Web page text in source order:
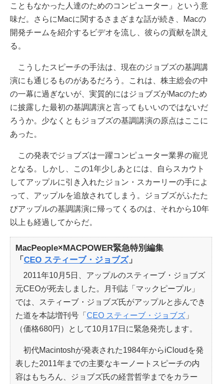
こともなかった人達のためのコンピューター」という意
味だ。さらにMacに関するさまざまな話が続き、Macの
開発チームを紹介するビデオを流し、彼らの貢献を讃え
る。
こうしたスピーチの手法は、現在のジョブズの基調講
演にも通じるものがあるだろう。これは、株主総会の中
の一幕に過ぎないが、実質的にはジョブズがMacのため
に披露した最初の基調講演と言ってもいいのではないだ
ろうか。少なくともジョブズの基調講演の原点はここに
あった。
この発表でジョブズは一躍コンピューター業界の寵児
となる。しかし、この1年少しあとには、自らスカウト
してアップルに引き入れたジョン・スカーリーの手によ
って、アップルを追放されてしまう。ジョブズがふたた
びアップルの基調講演に帰ってくるのは、それから10年
以上も経過してからだ。
MacPeople×MACPOWER緊急特別編集
「 CEO スティーブ・ジョブズ」
2011年10月5日、アップルのスティーブ・ジョブズ
元CEOが死去しました。月刊誌「マックピープル」
では、スティーブ・ジョブズ氏がアップルと歩んでき
た道を本誌増刊号「 CEO スティーブ・ジョブズ 」
（価格680円）として10月17日に緊急発売します。
初代Macintoshが発表された1984年からiCloudを発
表した2011年までの主要なキーノートスピーチの内
容はもちろん、ジョブズ氏の経営哲学までをカラー